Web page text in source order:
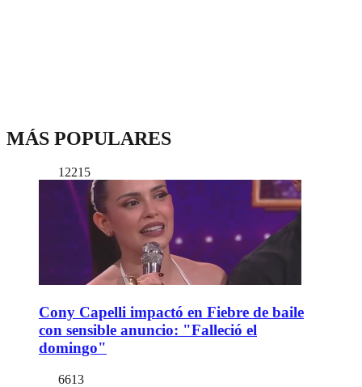
MÁS POPULARES
12215
Cony Capelli impactó en Fiebre de baile
con sensible anuncio: "Falleció el
domingo"
6613